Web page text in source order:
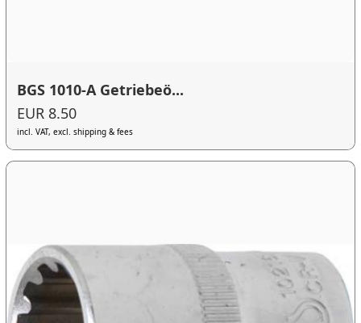
BGS 1010-A Getriebeö...
EUR 8.50
incl. VAT, excl. shipping & fees